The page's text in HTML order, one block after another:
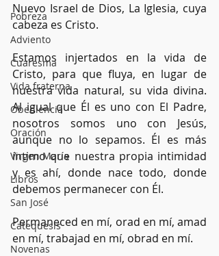
Pobreza
Adviento
Cuaresma
Vida fraterna
Obediencia
Oración
Virgen María
Libros
San José
Catequesis
Novenas
Nuevo Israel de Dios, La Iglesia, cuya
cabeza es Cristo.
Estamos injertados en la vida de
Cristo, para que fluya, en lugar de
nuestra vida natural, su vida divina.
Al igual que Él es uno con El Padre,
nosotros somos uno con Jesús,
aunque no lo sepamos. Él es más
íntimo que nuestra propia intimidad
y es ahí, donde nace todo, donde
debemos permanecer con Él.
Permaneced en mí, orad en mí, amad
en mí, trabajad en mí, obrad en mí.